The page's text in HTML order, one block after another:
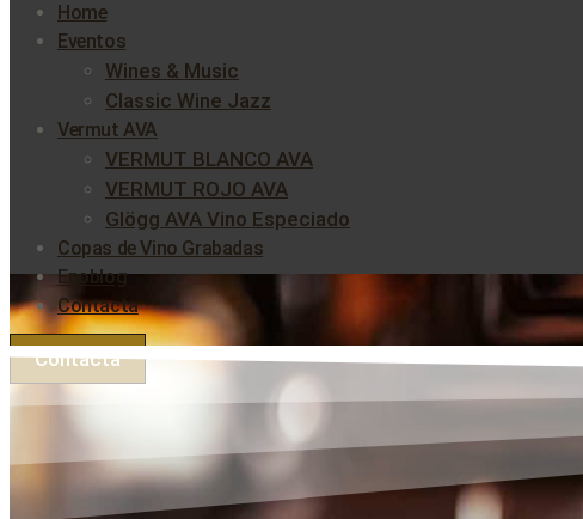
Home
Eventos
Wines & Music
Classic Wine Jazz
Vermut AVA
VERMUT BLANCO AVA
VERMUT ROJO AVA
Glögg AVA Vino Especiado
Copas de Vino Grabadas
Enoblog
Contacta
Contacta